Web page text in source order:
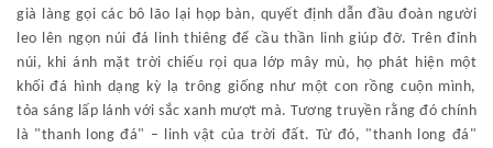
già làng gọi các bô lão lại họp bàn, quyết định dẫn đầu đoàn người
leo lên ngọn núi đá linh thiêng để cầu thần linh giúp đỡ. Trên đỉnh
núi, khi ánh mặt trời chiếu rọi qua lớp mây mù, họ phát hiện một
khối đá hình dạng kỳ lạ trông giống như một con rồng cuộn mình,
tỏa sáng lấp lánh với sắc xanh mượt mà. Tương truyền rằng đó chính
là "thanh long đá" – linh vật của trời đất. Từ đó, "thanh long đá"